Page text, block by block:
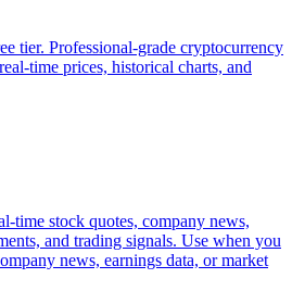
tier. Professional-grade cryptocurrency
time prices, historical charts, and
time stock quotes, company news,
and trading signals. Use when you
news, earnings data, or market